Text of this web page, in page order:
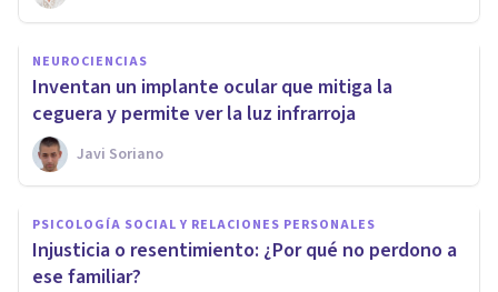
NEUROCIENCIAS
Inventan un implante ocular que mitiga la
ceguera y permite ver la luz infrarroja
Javi Soriano
PSICOLOGÍA SOCIAL Y RELACIONES PERSONALES
Injusticia o resentimiento: ¿Por qué no perdono a
ese familiar?